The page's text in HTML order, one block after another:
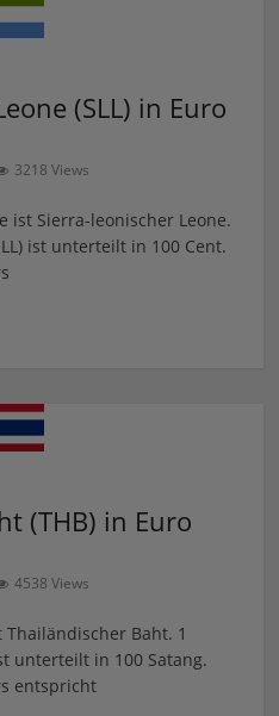
(SLL) in Euro
3218 Views
ist Sierra-leonischer Leone.
ist unterteilt in 100 Cent.
(THB) in Euro
4538 Views
Baht. 1
unterteilt in 100 Satang.
entspricht